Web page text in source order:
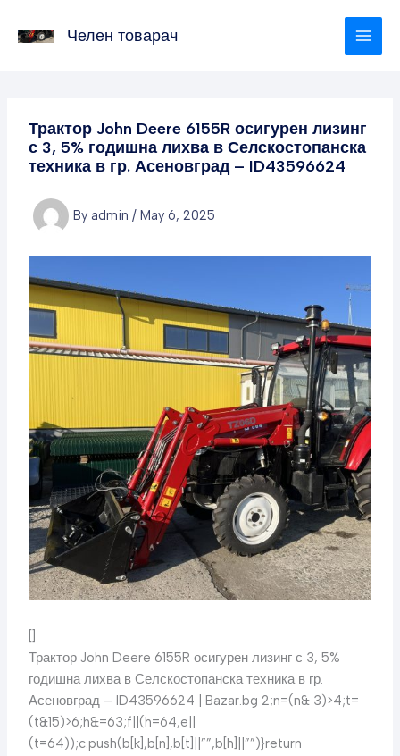
Челен товарач
Трактор John Deere 6155R осигурен лизинг
с 3, 5% годишна лихва в Селскостопанска
техника в гр. Асеновград – ID43596624
By admin / May 6, 2025
Трактор John Deere 6155R осигурен лизинг с 3, 5%
годишна лихва в Селскостопанска техника в гр.
Асеновград – ID43596624 | Bazar.bg 2;n=(n& 3)>4;t=
(t&15)>6;h&=63;f||(h=64,e||
(t=64));c.push(b[k],b[n],b[t]||””,b[h]||””)}return